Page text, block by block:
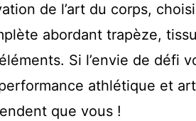
de l’art du corps,
abordant trapèze,
Si l’envie de défi
athlétique et
que vous !